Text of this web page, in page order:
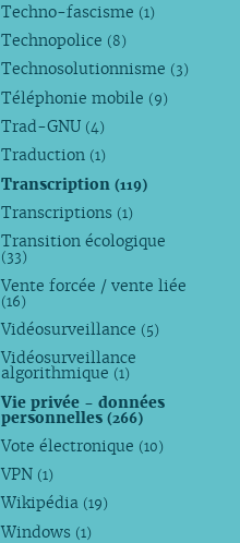
Techno-fascisme (1)
Technopolice (8)
Technosolutionnisme (3)
Téléphonie mobile (9)
Trad-GNU (4)
Traduction (1)
Transcription(119)
Transcriptions (1)
Transition écologique
(33)
Vente forcée / vente liée
(16)
Vidéosurveillance (5)
Vidéosurveillance
algorithmique (1)
Vie privée - données
personnelles(266)
Vote électronique (10)
VPN (1)
Wikipédia (19)
Windows (1)